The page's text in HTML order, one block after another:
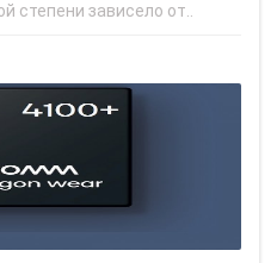
степени зависело от..